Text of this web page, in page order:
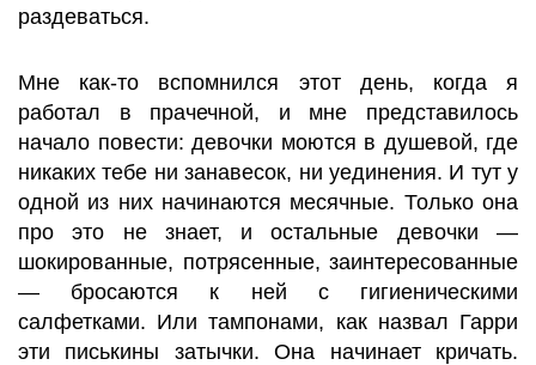
раздеваться.
Мне как-то вспомнился этот день, когда я
работал в прачечной, и мне представилось
начало повести: девочки моются в душевой, где
никаких тебе ни занавесок, ни уединения. И тут у
одной из них начинаются месячные. Только она
про это не знает, и остальные девочки —
шокированные, потрясенные, заинтересованные
— бросаются к ней с гигиеническими
салфетками. Или тампонами, как назвал Гарри
эти писькины затычки. Она начинает кричать.